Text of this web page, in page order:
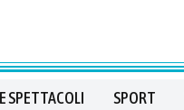
SPETTACOLI SPORT